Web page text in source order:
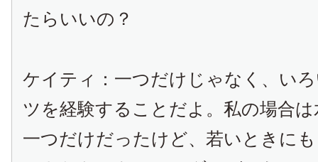
たらいいの？
ケイティ：一つだけじゃなく、い
ツを経験することだよ。私の場合
一つだけだったけど、若いときに